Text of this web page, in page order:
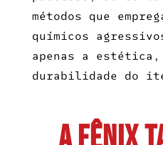
métodos que
químicos
apenas a estética,
durabilidade do